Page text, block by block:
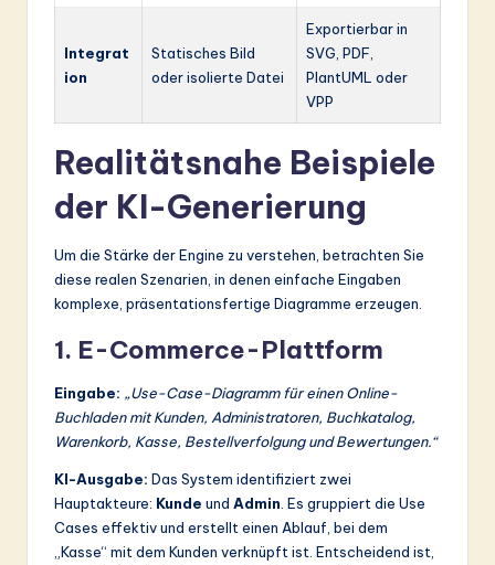
Integrat
ion
Statisches Bild
oder isolierte Datei
Exportierbar in
SVG, PDF,
PlantUML oder
VPP
Realitätsnahe Beispiele
der KI-Generierung
Um die Stärke der Engine zu verstehen, betrachten Sie
diese realen Szenarien, in denen einfache Eingaben
komplexe, präsentationsfertige Diagramme erzeugen.
1. E-Commerce-Plattform
Eingabe: „Use-Case-Diagramm für einen Online-
Buchladen mit Kunden, Administratoren, Buchkatalog,
Warenkorb, Kasse, Bestellverfolgung und Bewertungen.“
KI-Ausgabe: Das System identifiziert zwei
Hauptakteure: Kunde und Admin . Es gruppiert die Use
Cases effektiv und erstellt einen Ablauf, bei dem
„Kasse“ mit dem Kunden verknüpft ist. Entscheidend ist,